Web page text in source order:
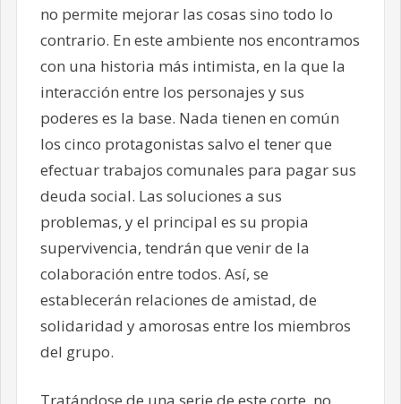
no permite mejorar las cosas sino todo lo
contrario. En este ambiente nos encontramos
con una historia más intimista, en la que la
interacción entre los personajes y sus
poderes es la base. Nada tienen en común
los cinco protagonistas salvo el tener que
efectuar trabajos comunales para pagar sus
deuda social. Las soluciones a sus
problemas, y el principal es su propia
supervivencia, tendrán que venir de la
colaboración entre todos. Así, se
establecerán relaciones de amistad, de
solidaridad y amorosas entre los miembros
del grupo.